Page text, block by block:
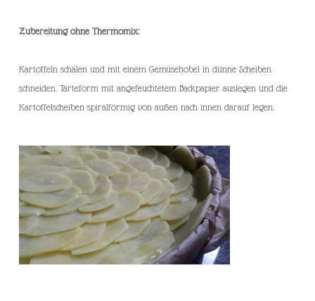
Zubereitung ohne Thermomix:
Kartoffeln schälen und mit einem Gemüsehobel in dünne Scheiben
schneiden. Tarteform mit angefeuchtetem Backpapier auslegen und die
Kartoffelscheiben spiralförmig von außen nach innen darauf legen.